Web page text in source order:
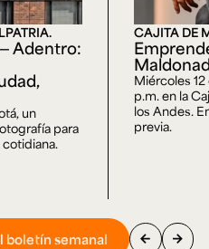
Adentro:
un
para
CAJITA DE
Miércoles
p.m. en la
los Andes.
previa.
boletín semanal arrow_back arrow_forward